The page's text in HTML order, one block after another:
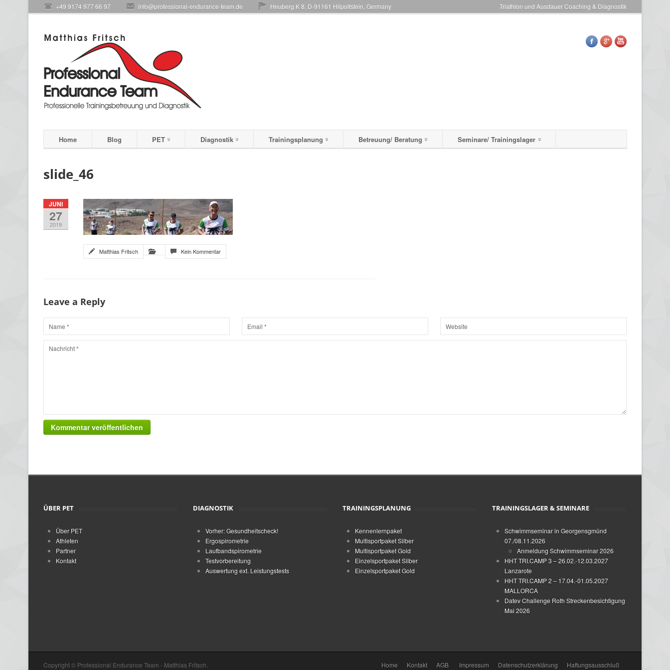
+49 9174 977 66 97 info@professional-endurance-team.de Heuberg K 8, D-91161 Hilpoltstein, Germany Triathlon und Ausdauer Coaching & Diagnostik
Home Blog PET Diagnostik Trainingsplanung Betreuung/ Beratung Seminare/ Trainingslager
slide_46
JUNI
27
2019
Matthias Fritsch Kein Kommentar
Leave a Reply
Kommentar veröffentlichen
ÜBER PET
Über PET
Athleten
Partner
Kontakt
DIAGNOSTIK
Vorher: Gesundheitscheck!
Ergospirometrie
Laufbandspirometrie
Testvorbereitung
Auswertung ext. Leistungstests
TRAININGSPLANUNG
Kennenlernpaket
Multisportpaket Silber
Multisportpaket Gold
Einzelsportpaket Silber
Einzelsportpaket Gold
TRAININGSLAGER & SEMINARE
Schwimmseminar in Georgensgmünd
07./08.11.2026
Anmeldung Schwimmseminar 2026
HHT TRI.CAMP 3 – 26.02.-12.03.2027
Lanzarote
HHT TRI.CAMP 2 – 17.04.-01.05.2027
MALLORCA
Datev Challenge Roth Streckenbesichtigung
Mai 2026
Copyright © Professional Endurance Team - Matthias Fritsch. Home Kontakt AGB Impressum Datenschutzerklärung Haftungsausschluß